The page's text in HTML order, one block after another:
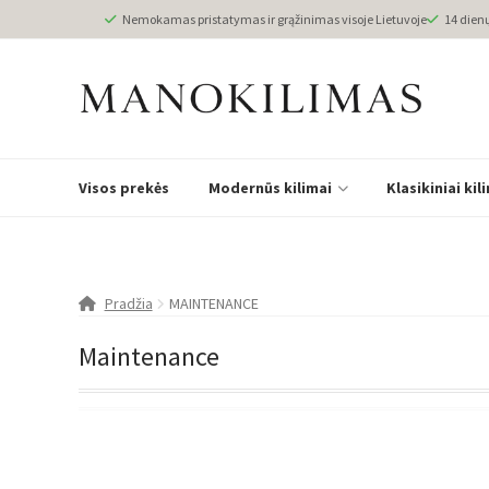
Nemokamas pristatymas ir grąžinimas visoje Lietuvoje 14
Visos prekės Modernūs kilimai Klasikiniai
Pradžia MAINTENANCE
Maintenance